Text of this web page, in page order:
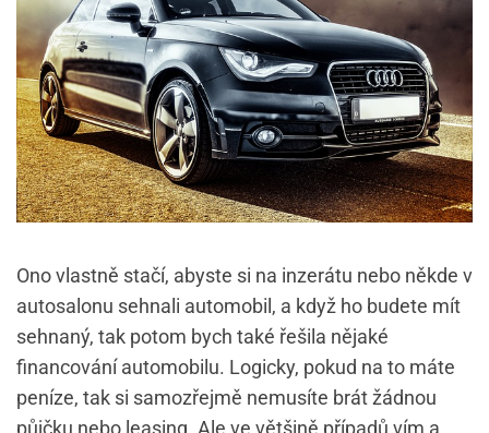
Ono vlastně stačí, abyste si na inzerátu nebo někde v
autosalonu sehnali automobil, a když ho budete mít
sehnaný, tak potom bych také řešila nějaké
financování automobilu. Logicky, pokud na to máte
peníze, tak si samozřejmě nemusíte brát žádnou
půjčku nebo leasing. Ale ve většině případů vím a